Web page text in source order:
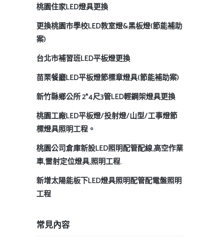
桃園住家LED燈具更換
更換桃園市學校LED教室燈&黑板燈(節能補助
案)
台北市補習班LED平板燈更換
苗栗餐廳LED平板燈節標章燈具(節能補助案)
新竹縣鄉公所 2*4尺3管LED輕鋼架燈具更換
桃園工廠LED平板燈/投射燈/山型/工事燈節
標燈具照明工程。
桃園公司倉庫新設LED照明配管配線,高空作業
車,雷射定位燈具,照明工程.
新增太陽能板下LED燈具照明配管配電盤照明
工程
常見內容